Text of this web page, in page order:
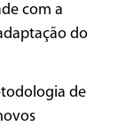
com a
do
de